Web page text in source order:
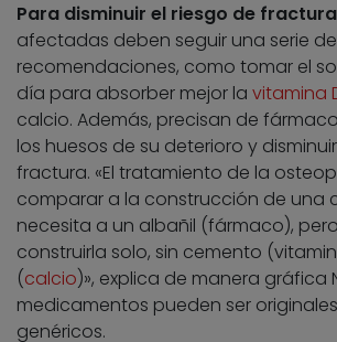
Para disminuir el riesgo de
afectadas deben seguir una serie de
recomendaciones, como tomar el
día para absorber mejor la vitamina
calcio. Además, precisan de
los huesos de su deterioro y
fractura. «El tratamiento de la
comparar a la construcción de una
necesita a un albañil (fármaco),
construirla solo, sin cemento
(calcio)», explica de manera gráfica
medicamentos pueden ser
genéricos.